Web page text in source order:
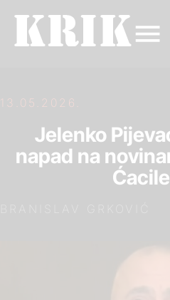
13.05.2026.
Jelenko
napad na